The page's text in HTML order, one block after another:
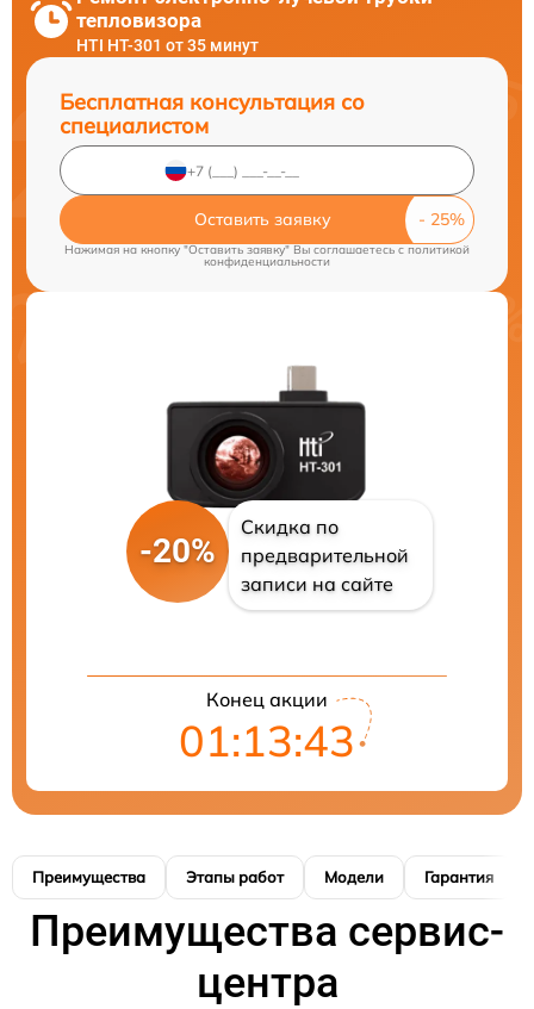
тепловизора
HTI HT-301 от 35 минут
Бесплатная консультация со
специалистом
Оставить заявку
Нажимая на кнопку "Оставить заявку" Вы соглашаетесь cполитикой
конфиденциальности
-20%
Скидка по
предварительной
записи на сайте
Конец акции
01:13:42
Преимущества Этапы работ Модели Гарантия
Преимущества сервис-
центра